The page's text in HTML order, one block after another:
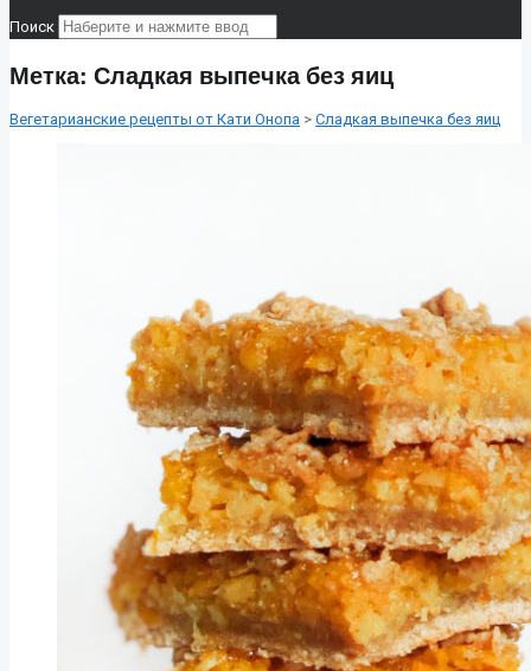
Поиск
Метка: Сладкая выпечка без яиц
Вегетарианские рецепты от Кати Онопа > Сладкая выпечка без яиц